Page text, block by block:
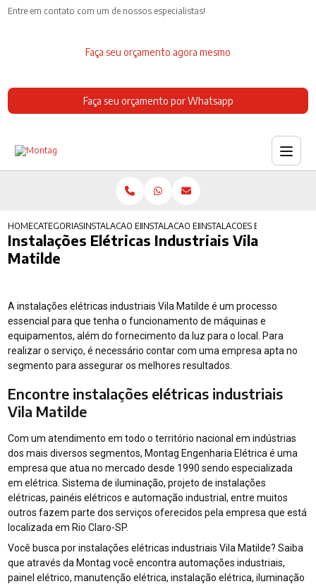
Entre em contato com um de nossos especialistas!
Faça seu orçamento agora mesmo
Faça seu orçamento por Whatsapp
HOMECATEGORIASINSTALACAO ELETRICAINSTALACAO ELETRICA COZINHA
INSTALACOES ELETRICAS
Instalações Elétricas Industriais Vila
Matilde
A instalações elétricas industriais Vila Matilde é um processo
essencial para que tenha o funcionamento de máquinas e
equipamentos, além do fornecimento da luz para o local. Para
realizar o serviço, é necessário contar com uma empresa apta no
segmento para assegurar os melhores resultados.
Encontre instalações elétricas industriais
Vila Matilde
Com um atendimento em todo o território nacional em indústrias
dos mais diversos segmentos, Montag Engenharia Elétrica é uma
empresa que atua no mercado desde 1990 sendo especializada
em elétrica. Sistema de iluminação, projeto de instalações
elétricas, painéis elétricos e automação industrial, entre muitos
outros fazem parte dos serviços oferecidos pela empresa que está
localizada em Rio Claro-SP.
Você busca por instalações elétricas industriais Vila Matilde? Saiba
que através da Montag você encontra automações industriais,
painel elétrico, manutenção elétrica, instalação elétrica, iluminação